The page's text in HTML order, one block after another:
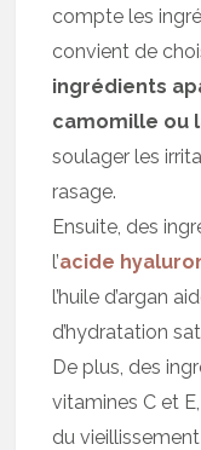
compte les
convient de
ingrédients
camomille ou
soulager les
rasage.
Ensuite, des
l’acide
l’huile d’argan
d’hydratation
De plus, des
vitamines C et
du